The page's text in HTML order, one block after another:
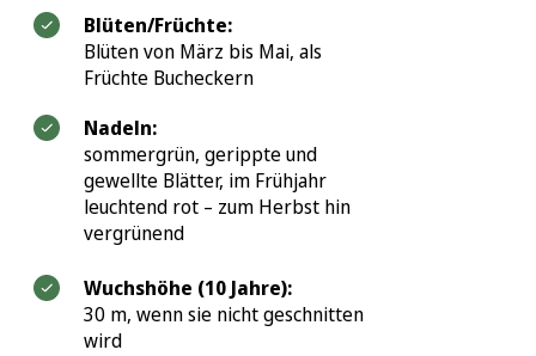
Blüten/Früchte:
Blüten von März bis Mai, als
Früchte Bucheckern
Nadeln:
sommergrün, gerippte und
gewellte Blätter, im Frühjahr
leuchtend rot – zum Herbst hin
vergrünend
Wuchshöhe (10 Jahre):
30 m, wenn sie nicht geschnitten
wird